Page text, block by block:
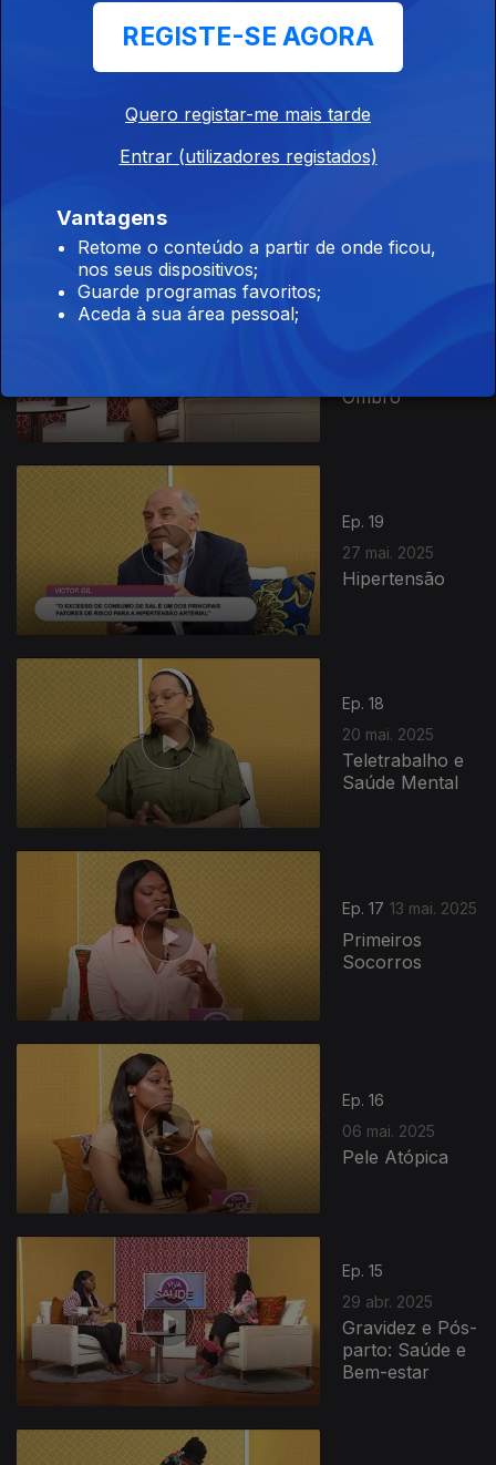
Ep. 21
Ombro
Ep. 19
27 mai. 2025
Hipertensão
Ep. 18
20 mai. 2025
Teletrabalho e
Saúde Mental
Ep. 17 13 mai. 2025
Primeiros
Socorros
Ep. 16
06 mai. 2025
Pele Atópica
Ep. 15
29 abr. 2025
Gravidez e Pós-
parto: Saúde e
Bem-estar
REGISTE-SE AGORA
Quero registar-me mais tarde
Entrar (utilizadores registados)
Vantagens
Retome o conteúdo a partir de onde ficou,
nos seus dispositivos;
Guarde programas favoritos;
Aceda à sua área pessoal;